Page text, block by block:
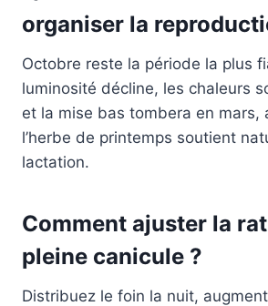
organiser la
Octobre reste la période la plus
luminosité décline, les chaleurs
et la mise bas tombera en mars,
l’herbe de printemps soutient
lactation.
Comment ajuster la
pleine canicule ?
Distribuez le foin la nuit,